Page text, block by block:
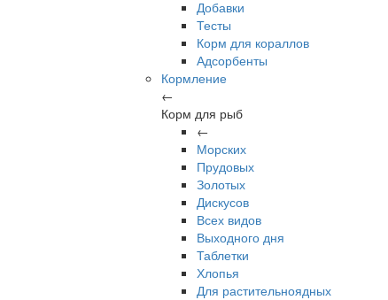
Добавки
Тесты
Корм для кораллов
Адсорбенты
Кормление
←
Корм для рыб
←
Морских
Прудовых
Золотых
Дискусов
Всех видов
Выходного дня
Таблетки
Хлопья
Для растительноядных